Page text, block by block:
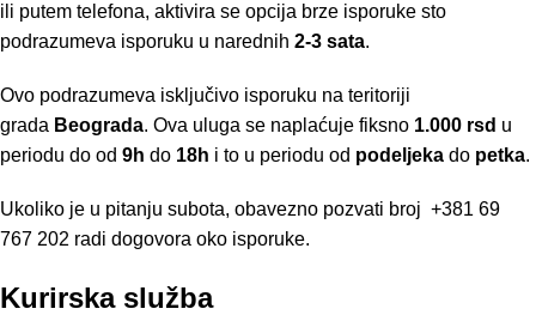
ili putem telefona, aktivira se opcija brze isporuke sto
podrazumeva isporuku u narednih 2-3 sata.
Ovo podrazumeva isključivo isporuku na teritoriji
grada Beograda. Ova uluga se naplaćuje fiksno 1.000 rsd u
periodu do od 9h do 18h i to u periodu od podeljeka do petka.
Ukoliko je u pitanju subota, obavezno pozvati broj +381 69
767 202 radi dogovora oko isporuke.
Kurirska služba